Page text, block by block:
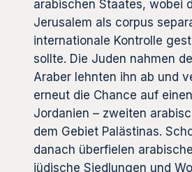
arabischen Staates, wobei
Jerusalem als corpus
internationale Kontrolle
sollte. Die Juden nahmen
Araber lehnten ihn ab und
erneut die Chance auf
Jordanien – zweiten
dem Gebiet Palästinas.
danach überfielen
jüdische Siedlungen und